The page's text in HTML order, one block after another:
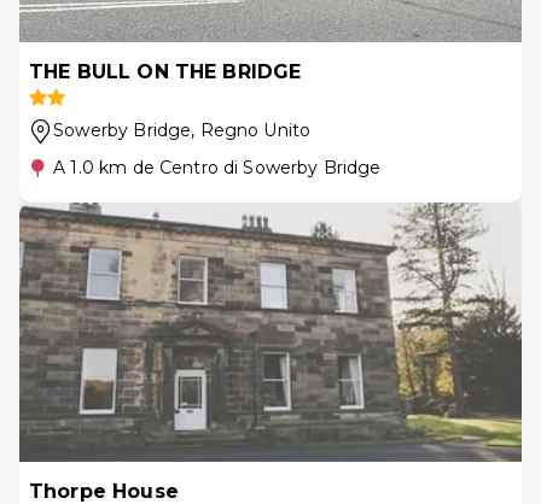
THE BULL ON THE BRIDGE
Sowerby Bridge, Regno Unito
A 1.0 km de Centro di Sowerby Bridge
Thorpe House